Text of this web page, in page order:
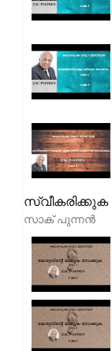
സ്വീകരിക്കുക
സാക് പുന്നൻ